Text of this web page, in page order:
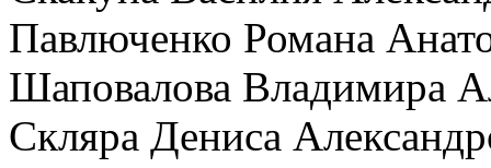
Павлюченко Романа
Шаповалова Владимира
Скляра Дениса